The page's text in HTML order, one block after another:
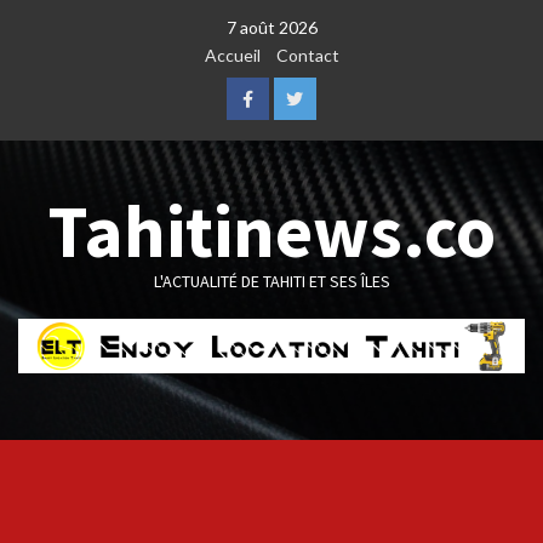
7 août 2026
Accueil
Contact
FacebookTwitter
Tahitinews.co
L'ACTUALITÉ DE TAHITI ET SES ÎLES